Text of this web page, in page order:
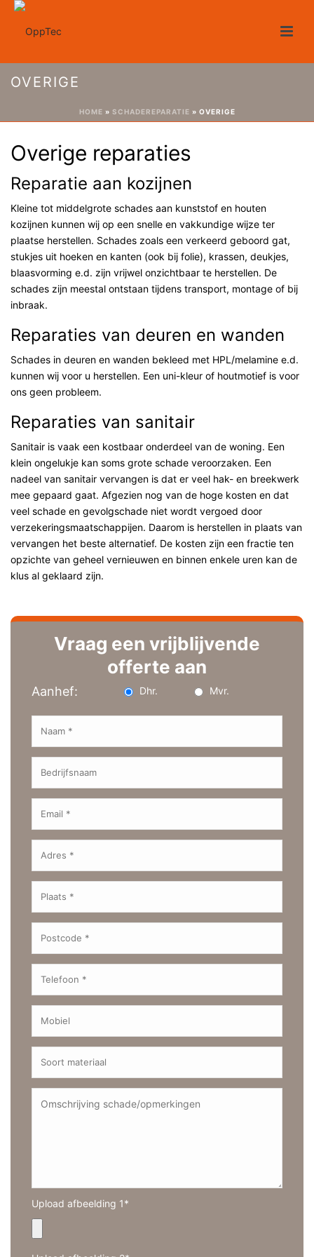
OVERIGE
HOME » SCHADEREPARATIE » OVERIGE
Overige reparaties
Reparatie aan kozijnen
Kleine tot middelgrote schades aan kunststof en houten
kozijnen kunnen wij op een snelle en vakkundige wijze ter
plaatse herstellen. Schades zoals een verkeerd geboord gat,
stukjes uit hoeken en kanten (ook bij folie), krassen, deukjes,
blaasvorming e.d. zijn vrijwel onzichtbaar te herstellen. De
schades zijn meestal ontstaan tijdens transport, montage of bij
inbraak.
Reparaties van deuren en wanden
Schades in deuren en wanden bekleed met HPL/melamine e.d.
kunnen wij voor u herstellen. Een uni-kleur of houtmotief is voor
ons geen probleem.
Reparaties van sanitair
Sanitair is vaak een kostbaar onderdeel van de woning. Een
klein ongelukje kan soms grote schade veroorzaken. Een
nadeel van sanitair vervangen is dat er veel hak- en breekwerk
mee gepaard gaat. Afgezien nog van de hoge kosten en dat
veel schade en gevolgschade niet wordt vergoed door
verzekeringsmaatschappijen. Daarom is herstellen in plaats van
vervangen het beste alternatief. De kosten zijn een fractie ten
opzichte van geheel vernieuwen en binnen enkele uren kan de
klus al geklaard zijn.
Vraag een vrijblijvende
offerte aan
Aanhef: Dhr. Mvr.
Upload afbeelding 1*